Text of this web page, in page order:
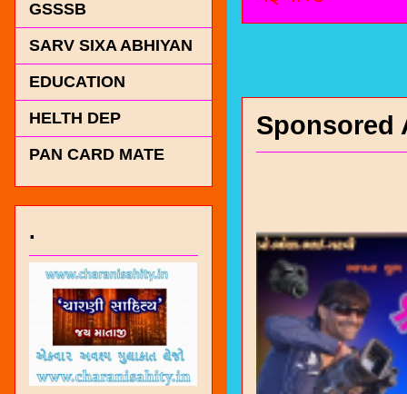
Sponsored
GSSSB
SARV SIXA ABHIYAN
EDUCATION
HELTH DEP
PAN CARD MATE
.